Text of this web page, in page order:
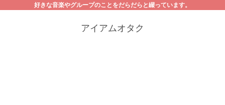
好きな音楽やグループのことをだらだらと綴っています。
アイアムオタク